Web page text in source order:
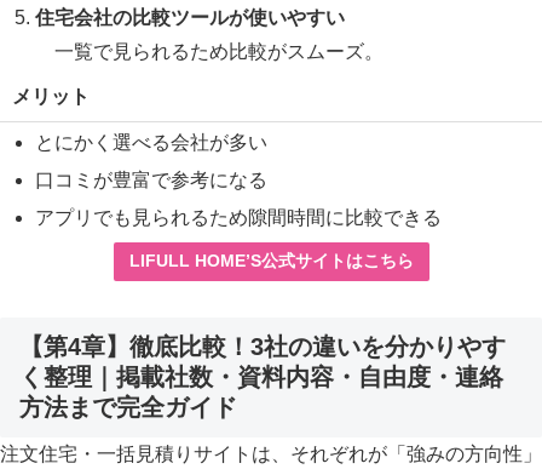
住宅会社の比較ツールが使いやすい
一覧で見られるため比較がスムーズ。
メリット
とにかく選べる会社が多い
口コミが豊富で参考になる
アプリでも見られるため隙間時間に比較できる
LIFULL HOME’S公式サイトはこちら
【第4章】徹底比較！3社の違いを分かりやす
く整理｜掲載社数・資料内容・自由度・連絡
方法まで完全ガイド
注文住宅・一括見積りサイトは、それぞれが「強みの方向性」